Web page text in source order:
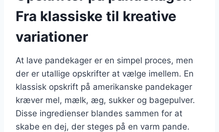
Fra klassiske til kreative
variationer
At lave pandekager er en simpel proces, men
der er utallige opskrifter at vælge imellem. En
klassisk opskrift på amerikanske pandekager
kræver mel, mælk, æg, sukker og bagepulver.
Disse ingredienser blandes sammen for at
skabe en dej, der steges på en varm pande.